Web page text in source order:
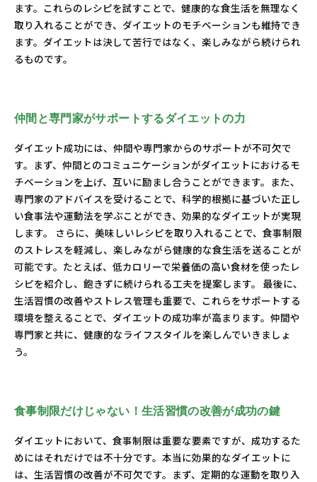
ます。これらのレシピを試すことで、健康的な食生活を無理なく
取り入れることができ、ダイエットのモチベーションも維持でき
ます。ダイエットは決して苦行ではなく、楽しみながら続けられ
るものです。
仲間と専門家がサポートするダイエットの力
ダイエット成功には、仲間や専門家からのサポートが不可欠で
す。まず、仲間とのコミュニケーションがダイエットにおけるモ
チベーションを上げ、互いに励まし合うことができます。また、
専門家のアドバイスを受けることで、科学的根拠に基づいた正し
い食事法や運動法を学ぶことができ、効果的なダイエットが実現
します。 さらに、美味しいレシピを取り入れることで、食事制限
のストレスを軽減し、楽しみながら健康的な食生活を送ることが
可能です。たとえば、低カロリーで栄養価の高い食材を使ったレ
シピを紹介し、飽きずに続けられる工夫を提案します。 最後に、
生活習慣の改善やストレス管理も重要で、これらをサポートする
環境を整えることで、ダイエットの成功率が高まります。仲間や
専門家と共に、健康的なライフスタイルを楽しんでいきましょ
う。
食事制限だけじゃない！生活習慣の改善が成功の鍵
ダイエットにおいて、食事制限は重要な要素ですが、成功するた
めにはそれだけでは不十分です。本当に効果的なダイエットに
は、生活習慣の改善が不可欠です。まず、定期的な運動を取り入